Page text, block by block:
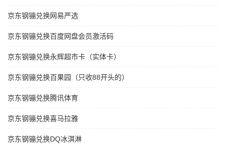
京东钢镚兑换网易严选
京东钢镚兑换百度网盘会员激活码
京东钢镚兑换永辉超市卡（实体卡）
京东钢镚兑换百果园（只收88开头的）
京东钢镚兑换腾讯体育
京东钢镚兑换喜马拉雅
京东钢镚兑换DQ冰淇淋